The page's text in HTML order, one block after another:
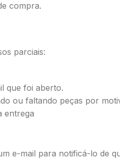
compra.
parciais:
que foi aberto.
ou faltando peças por
entrega
e-mail para notificá-lo de